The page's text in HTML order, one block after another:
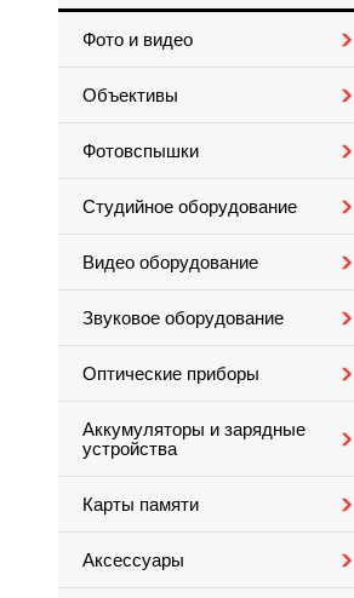
Фото и видео
Объективы
Фотовспышки
Студийное оборудование
Видео оборудование
Звуковое оборудование
Оптические приборы
Аккумуляторы и зарядные
устройства
Карты памяти
Аксессуары